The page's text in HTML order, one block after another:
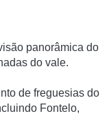
panorâmica do
do vale.
de freguesias do
Fontelo,